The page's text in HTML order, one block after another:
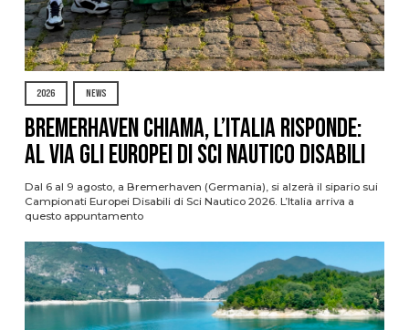
2026 NEWS
Bremerhaven chiama, l’Italia risponde:
al via gli Europei di Sci Nautico Disabili
Dal 6 al 9 agosto, a Bremerhaven (Germania), si alzerà il sipario sui
Campionati Europei Disabili di Sci Nautico 2026. L’Italia arriva a
questo appuntamento